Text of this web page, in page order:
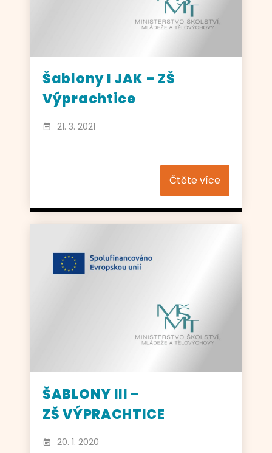
Šablony I JAK – ZŠ
Výprachtice
21. 3. 2021
Čtěte více
ŠABLONY III –
ZŠ VÝPRACHTICE
20. 1. 2020